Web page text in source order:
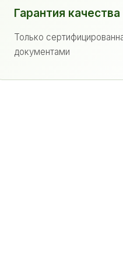
Гарантия качества
Только
документами